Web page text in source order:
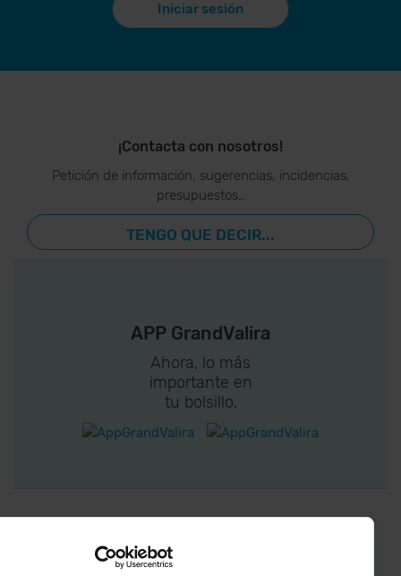
Iniciar sesión
¡Contacta con nosotros!
Petición de información, sugerencias, incidencias,
presupuestos…
TENGO QUE DECIR...
APP GrandValira
Ahora, lo más
importante en
tu bolsillo.
¡CONECTA CON
GRANDVALIRA!